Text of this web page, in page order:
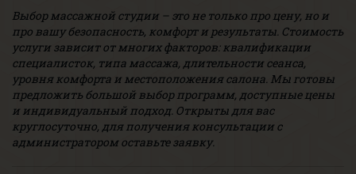
Выбор массажной студии – это не только про цену, но и
про вашу безопасность, комфорт и результаты. Стоимость
услуги зависит от многих факторов: квалификации
специалисток, типа массажа, длительности сеанса,
уровня комфорта и местоположения салона. Мы готовы
предложить большой выбор программ, доступные цены
и индивидуальный подход. Открыты для вас
круглосуточно, для получения консультации с
администратором оставьте заявку.